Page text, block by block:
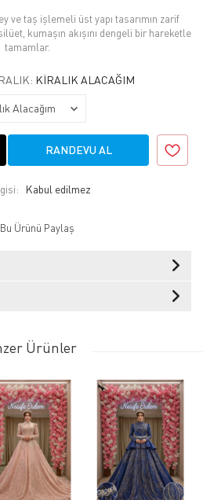
ve taş işlemeli üst yapı tasarımın zarif
kumaşın akışını dengeli bir hareketle
tamamlar.
KIRALIK ALACAĞIM
RANDEVU AL
Bu Ürünü Paylaş
Ürünler